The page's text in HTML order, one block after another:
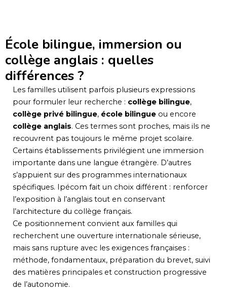
École bilingue, immersion ou
collège anglais : quelles
différences ?
Les familles utilisent parfois plusieurs expressions
pour formuler leur recherche : collège bilingue,
collège privé bilingue, école bilingue ou encore
collège anglais. Ces termes sont proches, mais ils ne
recouvrent pas toujours le même projet scolaire.
Certains établissements privilégient une immersion
importante dans une langue étrangère. D’autres
s’appuient sur des programmes internationaux
spécifiques. Ipécom fait un choix différent : renforcer
l’exposition à l’anglais tout en conservant
l’architecture du collège français.
Ce positionnement convient aux familles qui
recherchent une ouverture internationale sérieuse,
mais sans rupture avec les exigences françaises :
méthode, fondamentaux, préparation du brevet, suivi
des matières principales et construction progressive
de l’autonomie.